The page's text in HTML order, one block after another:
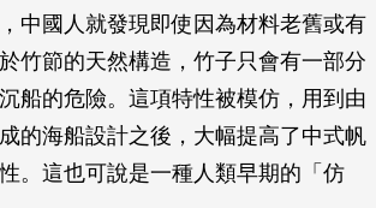
中國人就發現即使因為材料老舊或有
竹節的天然構造，竹子只會有一部分
船的危險。這項特性被模仿，用到由
的海船設計之後，大幅提高了中式帆
。這也可說是一種人類早期的「仿